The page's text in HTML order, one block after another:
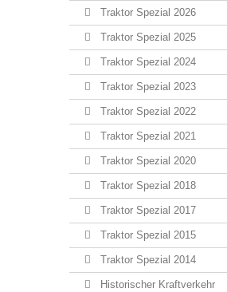
Traktor Spezial 2026
Traktor Spezial 2025
Traktor Spezial 2024
Traktor Spezial 2023
Traktor Spezial 2022
Traktor Spezial 2021
Traktor Spezial 2020
Traktor Spezial 2018
Traktor Spezial 2017
Traktor Spezial 2015
Traktor Spezial 2014
Historischer Kraftverkehr